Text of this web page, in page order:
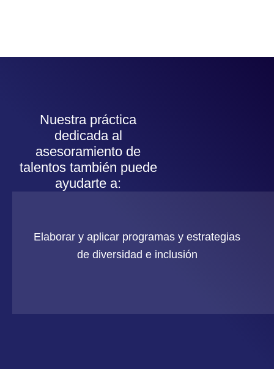
Nuestra práctica
dedicada al
asesoramiento de
talentos también puede
ayudarte a:
Elaborar y aplicar programas y estrategias
de diversidad e inclusión